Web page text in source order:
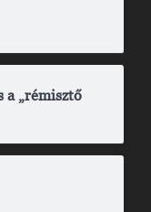
a „rémisztő